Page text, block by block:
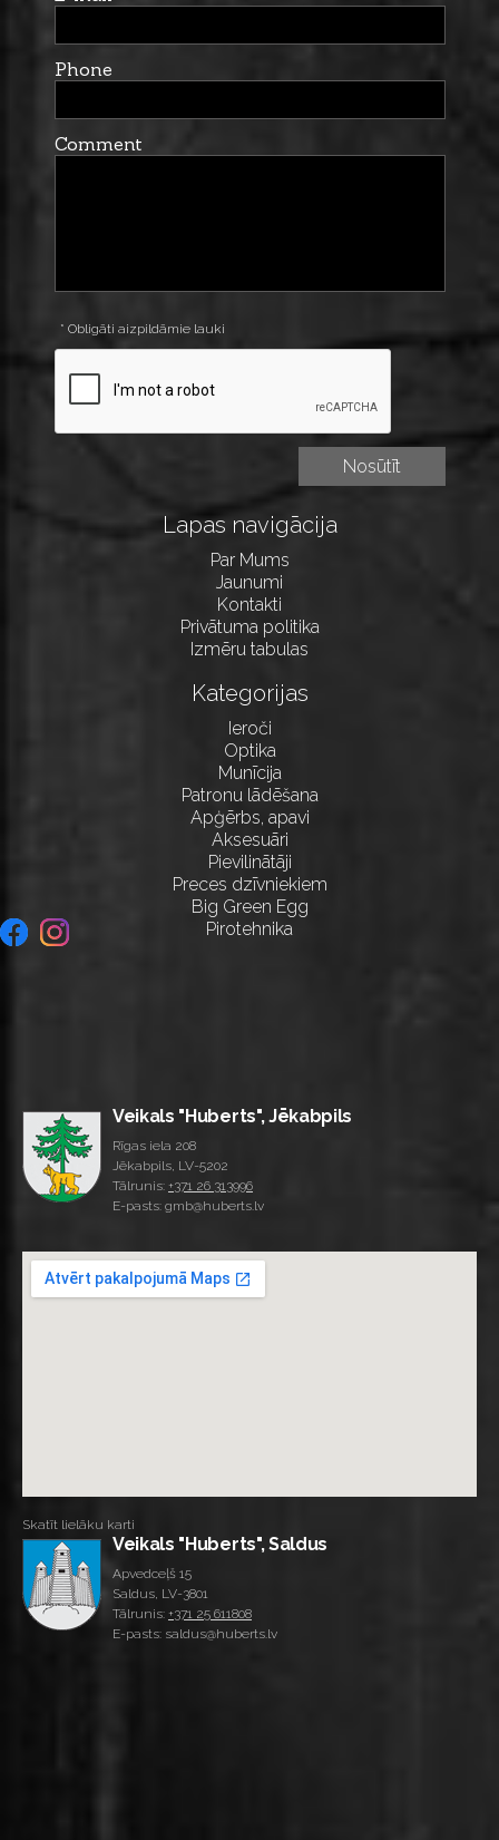
Phone
Comment
* Obligāti aizpildāmie lauki
Lapas navigācija
Par Mums
Jaunumi
Kontakti
Privātuma politika
Izmēru tabulas
Kategorijas
Ieroči
Optika
Munīcija
Patronu lādēšana
Apģērbs, apavi
Aksesuāri
Pievilinātāji
Preces dzīvniekiem
Big Green Egg
Pirotehnika
Veikals "Huberts", Jēkabpils
Rīgas iela 208
Jēkabpils, LV-5202
Tālrunis: +371 26 313996
E-pasts: gmb@huberts.lv
Skatīt lielāku karti
Veikals "Huberts", Saldus
Apvedceļš 15
Saldus, LV-3801
Tālrunis: +371 25 611808
E-pasts: saldus@huberts.lv